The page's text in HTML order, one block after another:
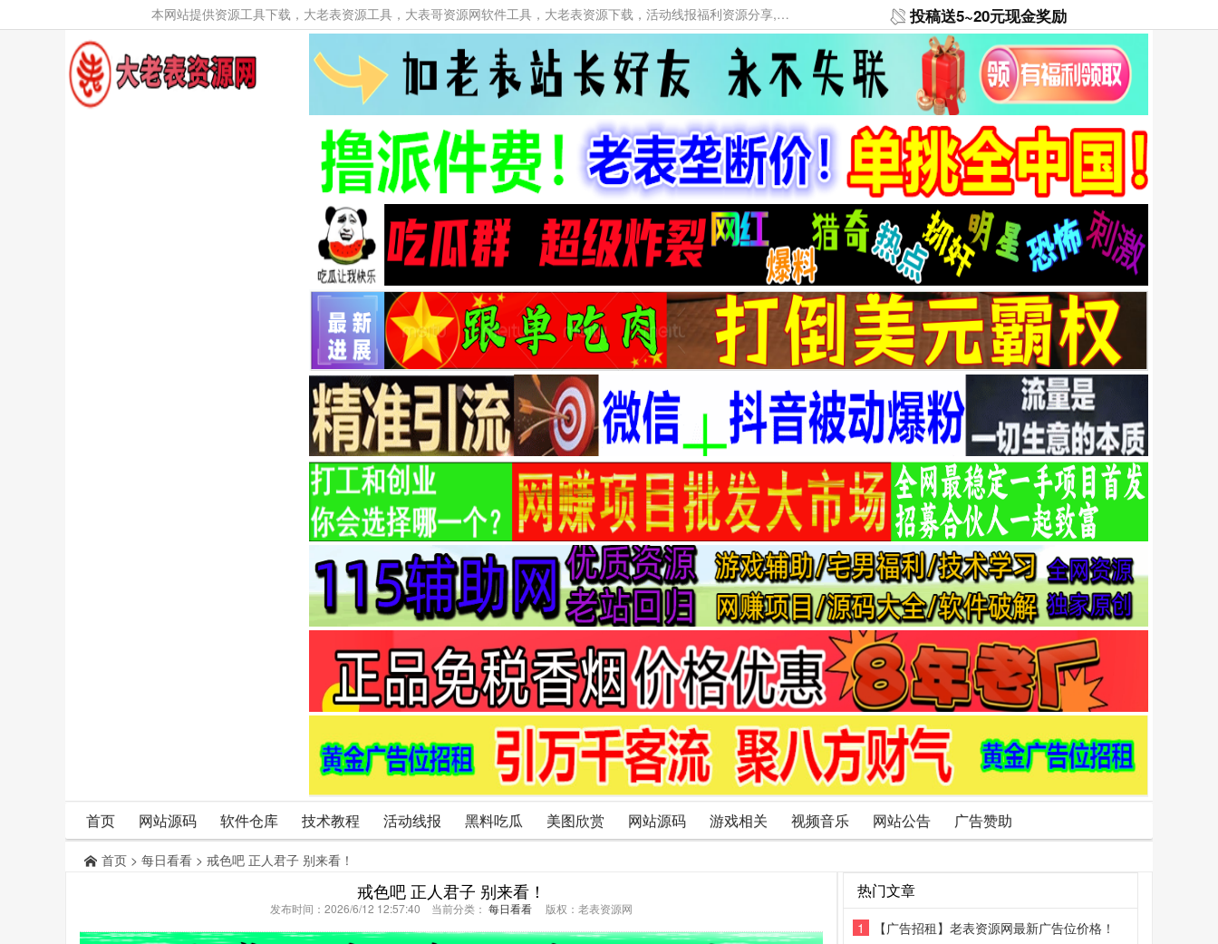
本网站提供资源工具下载，大老表资源工具，大表哥资源网软件工具，大老表资源下载，活动线报福利资源分享,活动线报，大型网游经典游戏，网络热门技术游戏辅助交流与分享。 投稿送5~20元现金奖励
首页 网站源码 软件仓库 技术教程 活动线报 黑料吃瓜 美图欣赏 网站源码 游戏相关 视频音乐 网站公告 广告赞助
首页 > 每日看看 > 戒色吧 正人君子 别来看！
戒色吧 正人君子 别来看！
发布时间：2026/6/12 12:57:40 当前分类： 每日看看 版权：老表资源网
热门文章
1
【广告招租】老表资源网最新广告位价格！